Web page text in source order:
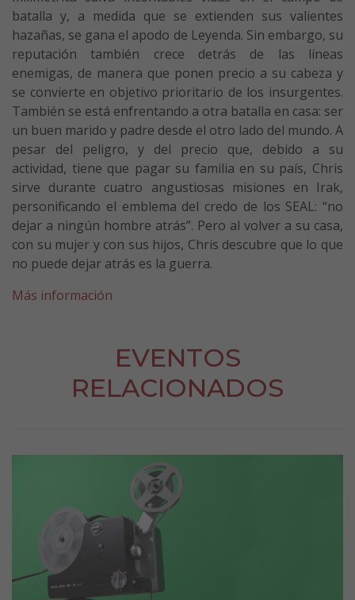
batalla y, a medida que se extienden sus valientes
hazañas, se gana el apodo de Leyenda. Sin embargo, su
reputación también crece detrás de las líneas
enemigas, de manera que ponen precio a su cabeza y
se convierte en objetivo prioritario de los insurgentes.
También se está enfrentando a otra batalla en casa: ser
un buen marido y padre desde el otro lado del mundo. A
pesar del peligro, y del precio que, debido a su
actividad, tiene que pagar su familia en su país, Chris
sirve durante cuatro angustiosas misiones en Irak,
personificando el emblema del credo de los SEAL: “no
dejar a ningún hombre atrás”. Pero al volver a su casa,
con su mujer y con sus hijos, Chris descubre que lo que
no puede dejar atrás es la guerra.
Más información
EVENTOS
RELACIONADOS